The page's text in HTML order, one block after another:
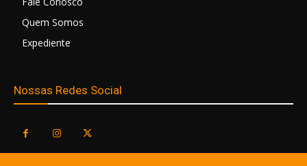
Quem Somos
Expediente
Nossas Redes Social